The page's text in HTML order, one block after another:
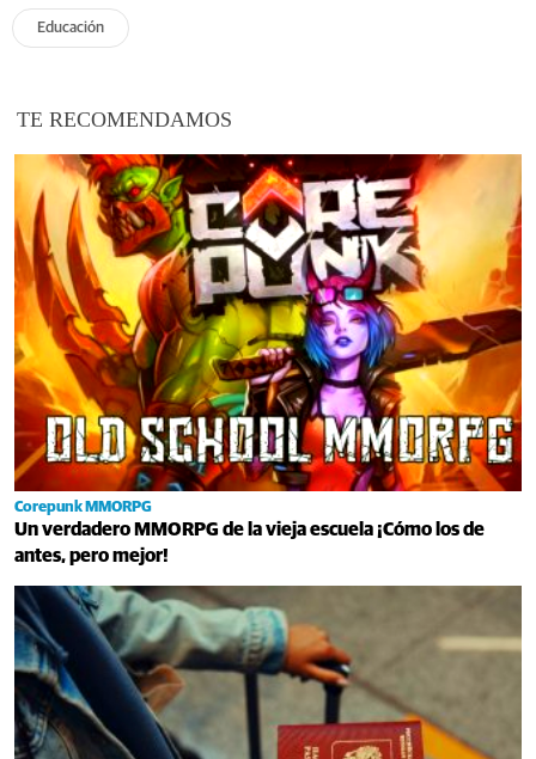
Educación
TE RECOMENDAMOS
Corepunk MMORPG
Un verdadero MMORPG de la vieja escuela ¡Cómo los de
antes, pero mejor!